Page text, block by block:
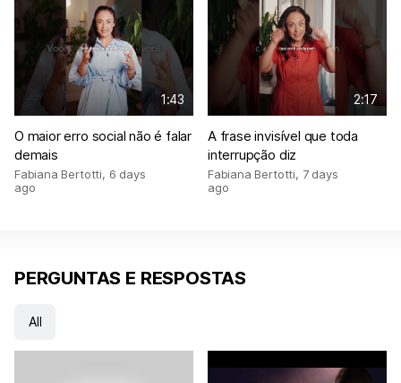
1:43
O maior erro social não é falar
demais
Fabiana Bertotti, 6 days
ago
2:17
A frase invisível que toda
interrupção diz
Fabiana Bertotti, 7 days
ago
PERGUNTAS E RESPOSTAS
All